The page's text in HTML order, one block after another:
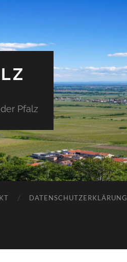
Pfalz
DATENSCHUTZERKLÄRUNG